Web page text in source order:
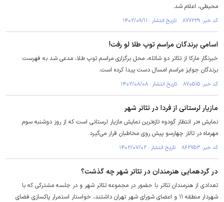
محیطی، اعلام شد.
کد خبر: ۸۷۷۲۲۹ تاریخ انتشار : ۱۴۰۲/۰۹/۱۱
اسامی برندگان مراسم توپ طلا لو رفت!
خبرنگار مارکا از تئاتر دو شاتله، محل برگزاری مراسم توپ طلا، مدعی شد به فهرست
برندگان جوایز ‏مراسم امسال دست پیدا کرده است.
کد خبر: ۸۷۰۵۱۵ تاریخ انتشار : ۱۴۰۲/۰۸/۰۸
مازیار لرستانی از فردا در تئاتر شهر
نمایش «در انتظار گودو» تازه‌ترین نمایش مازیار لرستانی است که از روز دوشنبه سوم
مهرماه در تالار چهارسو پیش روی مخاطبان قرار می‌گیرد.
کد خبر: ۸۶۲۷۵۳ تاریخ انتشار : ۱۴۰۲/۰۷/۰۲
در گردهمایی هنرمندان در تئاتر شهر چه گذشت؟
تعدادی از هنرمندان تئاتر با حضور در مجموعه تئاتر شهر و در جلسه مشترکی که با
شهردار منطقه ۱۱ و اعضای شورای شهر تهران داشتند، خواستار استمرار پاکسازی فضای